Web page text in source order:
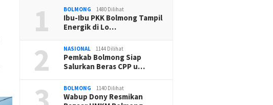
1 BOLMONG 1480 Dilihat
Ibu-Ibu PKK Bolmong Tampil
Energik di Lo…
2 NASIONAL 1144 Dilihat
Pemkab Bolmong Siap
Salurkan Beras CPP u…
BOLMONG 1140 Dilihat
Wabup Dony Resmikan